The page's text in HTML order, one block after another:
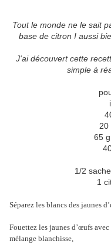
Tout le monde ne le sait
base de citron ! aussi
J'ai découvert cette
simple à
20
65
1/2
1
Séparez les blancs des jaunes
Fouettez les jaunes d’œufs
mélange blanchisse,